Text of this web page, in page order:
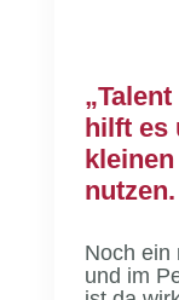
hilft es
nutzen.
Noch ein
und im